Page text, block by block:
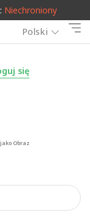
Niechroniony
Polski
się
Obraz